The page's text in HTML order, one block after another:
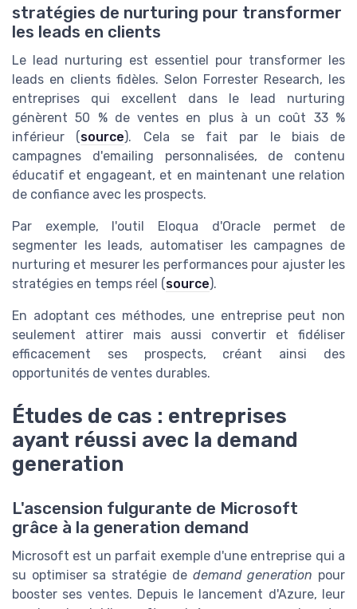
stratégies de nurturing pour transformer
les leads en clients
Le lead nurturing est essentiel pour transformer les
leads en clients fidèles. Selon Forrester Research, les
entreprises qui excellent dans le lead nurturing
génèrent 50 % de ventes en plus à un coût 33 %
inférieur (source). Cela se fait par le biais de
campagnes d'emailing personnalisées, de contenu
éducatif et engageant, et en maintenant une relation
de confiance avec les prospects.
Par exemple, l'outil Eloqua d'Oracle permet de
segmenter les leads, automatiser les campagnes de
nurturing et mesurer les performances pour ajuster les
stratégies en temps réel (source).
En adoptant ces méthodes, une entreprise peut non
seulement attirer mais aussi convertir et fidéliser
efficacement ses prospects, créant ainsi des
opportunités de ventes durables.
Études de cas : entreprises
ayant réussi avec la demand
generation
L'ascension fulgurante de Microsoft
grâce à la generation demand
Microsoft est un parfait exemple d'une entreprise qui a
su optimiser sa stratégie de demand generation pour
booster ses ventes. Depuis le lancement d'Azure, leur